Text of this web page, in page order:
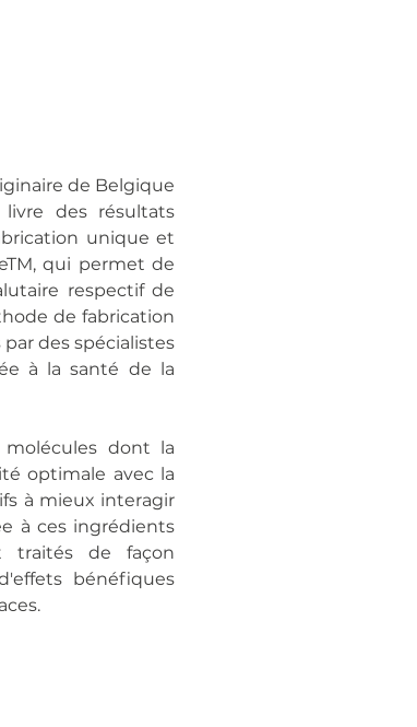
de Belgique
des résultats
unique et
qui permet de
respectif de
de fabrication
des spécialistes
à la santé de la
dont la
optimale avec la
à mieux interagir
à ces ingrédients
traités de façon
bénéfiques